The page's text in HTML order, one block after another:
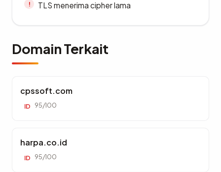
TLS menerima cipher lama
Domain Terkait
cpssoft.com
ID 95/100
harpa.co.id
ID 95/100